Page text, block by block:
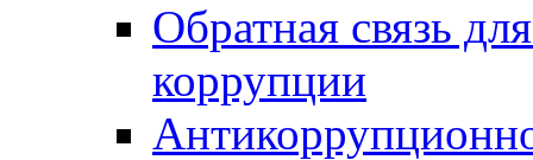
Обратная связь
коррупции